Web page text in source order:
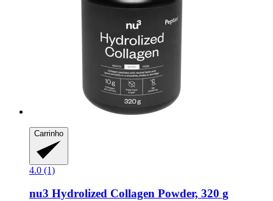
Carrinho
4.0 (1)
nu3 Hydrolized Collagen Powder, 320 g